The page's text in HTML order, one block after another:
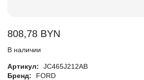
808,78 BYN
В наличии
Артикул:
JC465J212AB
Бренд:
FORD